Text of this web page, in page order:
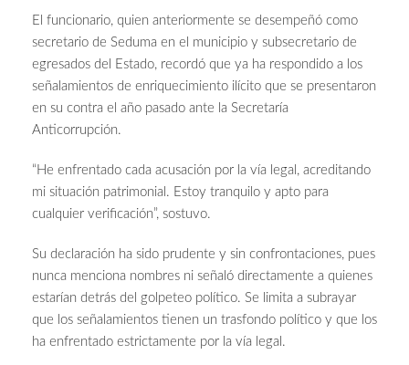
El funcionario, quien anteriormente se desempeñó como
secretario de Seduma en el municipio y subsecretario de
egresados del Estado, recordó que ya ha respondido a los
señalamientos de enriquecimiento ilícito que se presentaron
en su contra el año pasado ante la Secretaría
Anticorrupción.
“He enfrentado cada acusación por la vía legal, acreditando
mi situación patrimonial. Estoy tranquilo y apto para
cualquier verificación”, sostuvo.
Su declaración ha sido prudente y sin confrontaciones, pues
nunca menciona nombres ni señaló directamente a quienes
estarían detrás del golpeteo político. Se limita a subrayar
que los señalamientos tienen un trasfondo político y que los
ha enfrentado estrictamente por la vía legal.